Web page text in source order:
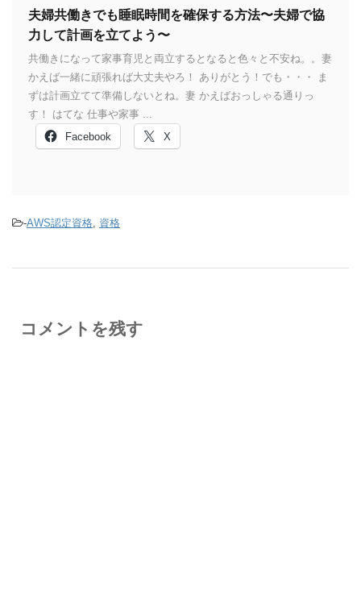
夫婦共働きでも睡眠時間を確保する方法〜夫婦で協
力して計画を立てよう〜
共働きになって家事育児と両立するとなると色々と不安ね。。妻
かえば一緒に頑張れば大丈夫やろ！ ありがとう！でも・・・ ま
ずは計画立てて準備しないとね。妻 かえばおっしゃる通りっ
す！ はてな 仕事や家事 ...
Facebook
X
-AWS認定資格 資格
コメントを残す